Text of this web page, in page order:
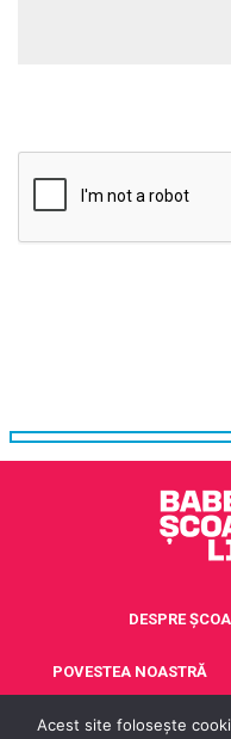
DESPRE
POVESTEA NOASTRĂ
ACREDITARE
Acest site folosește